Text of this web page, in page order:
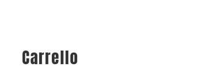
Carrello